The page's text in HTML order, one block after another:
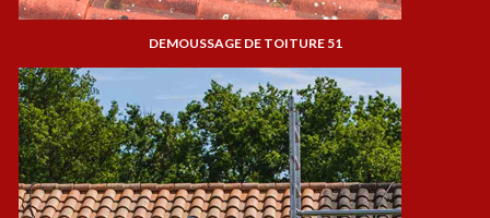
DEMOUSSAGE DE TOITURE 51